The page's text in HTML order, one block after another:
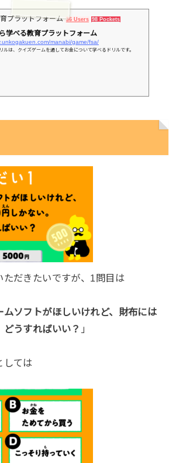
プラットフォーム 36 Users 98 Pockets
学べる教育プラットフォーム
manabi/game/fsa/
ルは、クイズゲームを通してお金について学べるドリルです。
ただきたいですが、1問目は
ムソフトがほしいけれど、財布には
どうすればいい？ 」
しては